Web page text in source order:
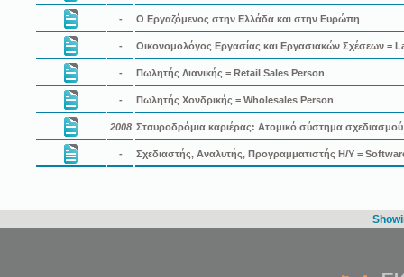
- Ο Εργαζόμενος στην Ελλάδα και στην Ευρώπη
- Οικονομολόγος Εργασίας και Εργασιακών Σχέσεων =
- Πωλητής Λιανικής = Retail Sales Person
- Πωλητής Χονδρικής = Wholesales Person
2008 Σταυροδρόμια καριέρας: Ατομικό σύστημα
- Σχεδιαστής, Αναλυτής, Προγραμματιστής Η/Υ =